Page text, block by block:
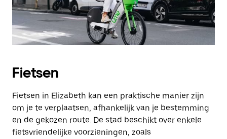
Fietsen
Fietsen in Elizabeth kan een praktische manier zijn
om je te verplaatsen, afhankelijk van je bestemming
en de gekozen route. De stad beschikt over enkele
fietsvriendelijke voorzieningen, zoals